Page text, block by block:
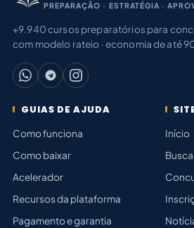
PREPARAÇÃO · ESTRATÉGIA ·
+9.940 cursos preparatórios para
com modelo rateio · economia de até
GUIAS DE AJUDA
Como funciona
Como baixar
Acelerador
Recursos da plataforma
Pagamento e garantia
Início